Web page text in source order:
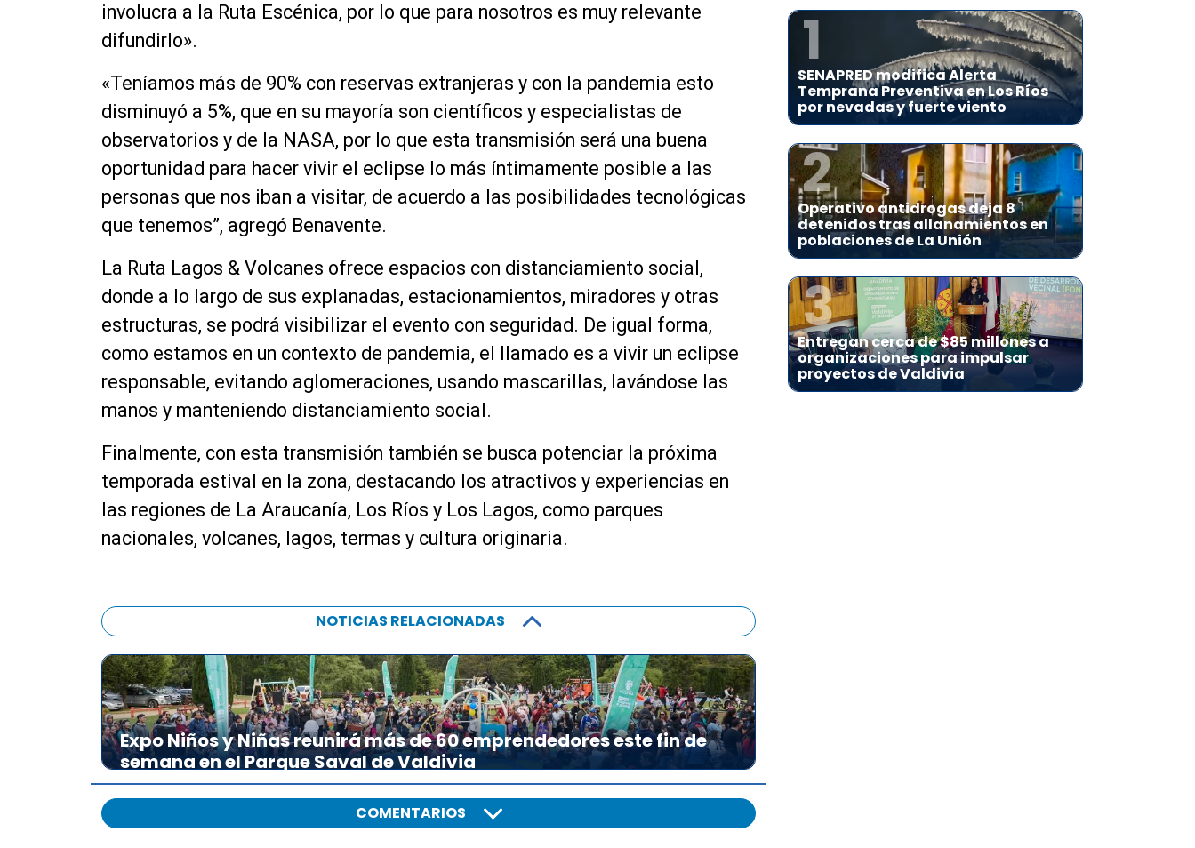
involucra a la Ruta Escénica, por lo que para nosotros es muy relevante
difundirlo».
«Teníamos más de 90% con reservas extranjeras y con la pandemia esto
disminuyó a 5%, que en su mayoría son científicos y especialistas de
observatorios y de la NASA, por lo que esta transmisión será una buena
oportunidad para hacer vivir el eclipse lo más íntimamente posible a las
personas que nos iban a visitar, de acuerdo a las posibilidades tecnológicas
que tenemos”, agregó Benavente.
La Ruta Lagos & Volcanes ofrece espacios con distanciamiento social,
donde a lo largo de sus explanadas, estacionamientos, miradores y otras
estructuras, se podrá visibilizar el evento con seguridad. De igual forma,
como estamos en un contexto de pandemia, el llamado es a vivir un eclipse
responsable, evitando aglomeraciones, usando mascarillas, lavándose las
manos y manteniendo distanciamiento social.
Finalmente, con esta transmisión también se busca potenciar la próxima
temporada estival en la zona, destacando los atractivos y experiencias en
las regiones de La Araucanía, Los Ríos y Los Lagos, como parques
nacionales, volcanes, lagos, termas y cultura originaria.
NOTICIAS RELACIONADAS
Expo Niños y Niñas reunirá más de 60 emprendedores este fin de
semana en el Parque Saval de Valdivia
COMENTARIOS
1
SENAPRED modifica Alerta
Temprana Preventiva en Los Ríos
por nevadas y fuerte viento
2
Operativo antidrogas deja 8
detenidos tras allanamientos en
poblaciones de La Unión
3
Entregan cerca de $85 millones a
organizaciones para impulsar
proyectos de Valdivia